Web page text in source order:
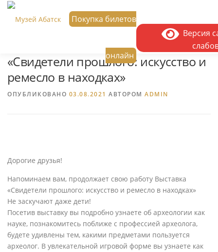
Перейти
О НАС
КОНТАКТЫ ОТЗЫВЫ
Покупка билетов
онлайн
Версия
«Свидетели прошлого: искусство и
ремесло в находках»
ОПУБЛИКОВАНО 03.08.2021 АВТОРОМ ADMIN
Дорогие друзья!
Напоминаем вам, продолжает свою работу Выставка
«Свидетели прошлого: искусство и ремесло в находках»
Не заскучают даже дети!
Посетив выставку вы подробно узнаете об археологии как
науке, познакомитесь поближе с профессией археолога,
будете удивлены тем, какими предметами пользуется
археолог. В увлекательной игровой форме вы узнаете как